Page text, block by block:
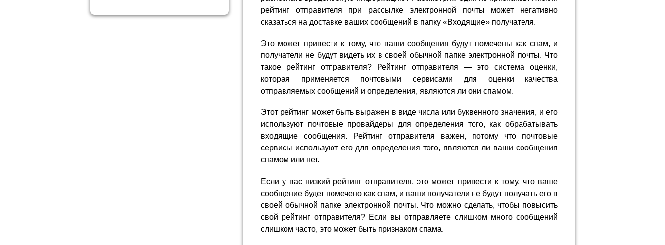
рейтинг отправителя при рассылке электронной почты может негативно
сказаться на доставке ваших сообщений в папку «Входящие» получателя.
Это может привести к тому, что ваши сообщения будут помечены как спам, и
получатели не будут видеть их в своей обычной папке электронной почты. Что
такое рейтинг отправителя? Рейтинг отправителя — это система оценки,
которая применяется почтовыми сервисами для оценки качества
отправляемых сообщений и определения, являются ли они спамом.
Этот рейтинг может быть выражен в виде числа или буквенного значения, и его
используют почтовые провайдеры для определения того, как обрабатывать
входящие сообщения. Рейтинг отправителя важен, потому что почтовые
сервисы используют его для определения того, являются ли ваши сообщения
спамом или нет.
Если у вас низкий рейтинг отправителя, это может привести к тому, что ваше
сообщение будет помечено как спам, и ваши получатели не будут получать его в
своей обычной папке электронной почты. Что можно сделать, чтобы повысить
свой рейтинг отправителя? Если вы отправляете слишком много сообщений
слишком часто, это может быть признаком спама.